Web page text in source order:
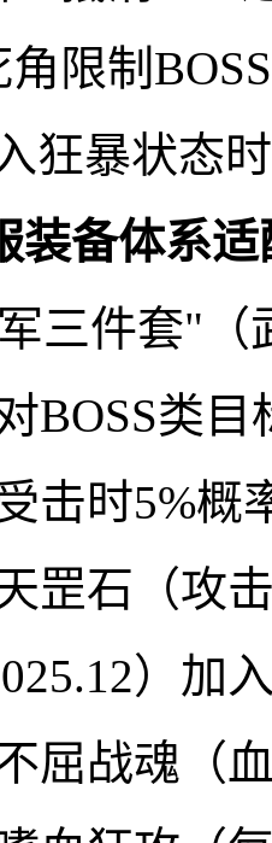
限制
狂暴状态
装备体系适
三件套"（
BOSS类目
击时5%概
罡石（攻
）加
屈战魂（